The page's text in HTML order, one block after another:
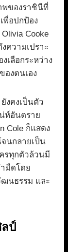
พของราชินีที่
พื่อปกป้อง
Cooke
ความเปราะ
เลือกระหว่าง
องตนเอง
งคงเป็นตัว
ห์อันตราย
Cole ก็แสดง
นกลายเป็น
รทุกตัวล้วนมี
มืดโดย
นธรรม และ
ป์